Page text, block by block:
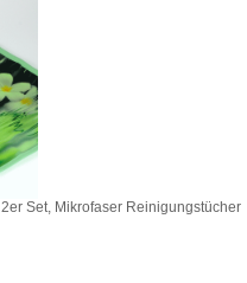
2er Set, Mikrofaser Reinigungstücher